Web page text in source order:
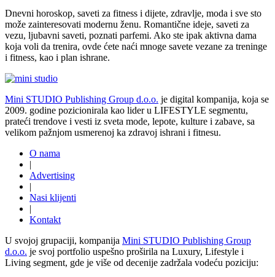
Dnevni horoskop, saveti za fitness i dijete, zdravlje, moda i sve sto
može zainteresovati modernu ženu. Romantične ideje, saveti za
vezu, ljubavni saveti, poznati parfemi. Ako ste ipak aktivna dama
koja voli da trenira, ovde ćete naći mnoge savete vezane za treninge
i fitness, kao i plan ishrane.
Mini STUDIO Publishing Group d.o.o. je digital kompanija, koja se
2009. godine pozicionirala kao lider u LIFESTYLE segmentu,
prateći trendove i vesti iz sveta mode, lepote, kulture i zabave, sa
velikom pažnjom usmerenoj ka zdravoj ishrani i fitnesu.
O nama
|
Advertising
|
Nasi klijenti
|
Kontakt
U svojoj grupaciji, kompanija Mini STUDIO Publishing Group
d.o.o. je svoj portfolio uspešno proširila na Luxury, Lifestyle i
Living segment, gde je više od decenije zadržala vodeću poziciju: